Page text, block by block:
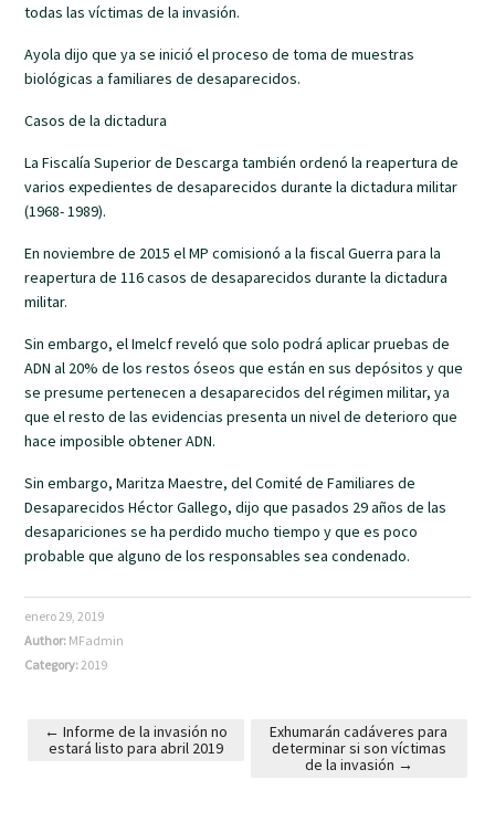
todas las víctimas de la invasión.
Ayola dijo que ya se inició el proceso de toma de muestras
biológicas a familiares de desaparecidos.
Casos de la dictadura
La Fiscalía Superior de Descarga también ordenó la reapertura de
varios expedientes de desaparecidos durante la dictadura militar
(1968- 1989).
En noviembre de 2015 el MP comisionó a la fiscal Guerra para la
reapertura de 116 casos de desaparecidos durante la dictadura
militar.
Sin embargo, el Imelcf reveló que solo podrá aplicar pruebas de
ADN al 20% de los restos óseos que están en sus depósitos y que
se presume pertenecen a desaparecidos del régimen militar, ya
que el resto de las evidencias presenta un nivel de deterioro que
hace imposible obtener ADN.
Sin embargo, Maritza Maestre, del Comité de Familiares de
Desaparecidos Héctor Gallego, dijo que pasados 29 años de las
desapariciones se ha perdido mucho tiempo y que es poco
probable que alguno de los responsables sea condenado.
enero 29, 2019
Author: MFadmin
Category:2019
Post navigation
← Informe de la invasión no
estará listo para abril 2019
Exhumarán cadáveres para
determinar si son víctimas
de la invasión →